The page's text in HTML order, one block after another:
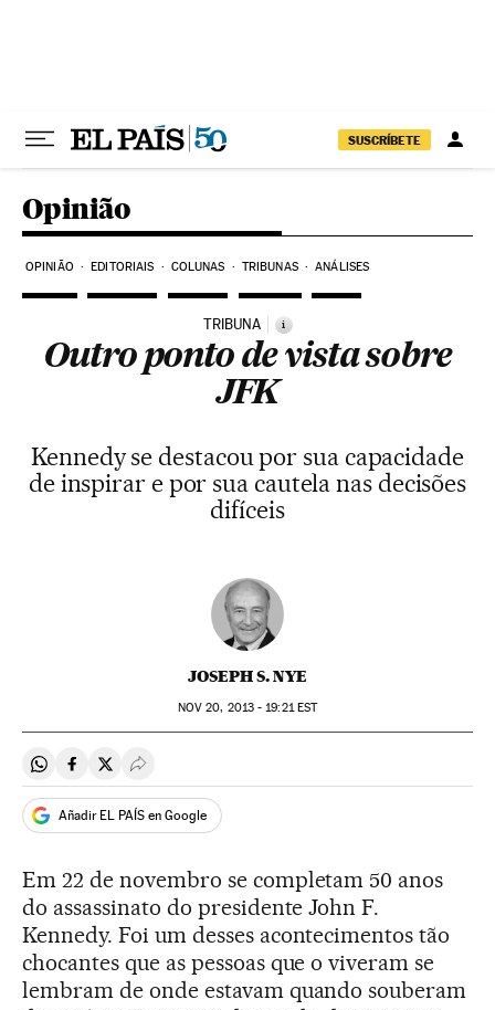
SUSCRÍBETE
Opinião
OPINIÃO EDITORIAIS COLUNAS TRIBUNAS ANÁLISES
TRIBUNA i
Outro ponto de vista sobre
JFK
Kennedy se destacou por sua capacidade
de inspirar e por sua cautela nas decisões
difíceis
JOSEPH S. NYE
NOV 20, 2013 - 19:21EST
Compartir en Whatsapp
Compartir en Facebook
Compartir en Twitter
Desplegar Redes Sociales
Añadir EL PAÍS en Google
Em 22 de novembro se completam 50 anos
do assassinato do presidente John F.
Kennedy. Foi um desses acontecimentos tão
chocantes que as pessoas que o viveram se
lembram de onde estavam quando souberam